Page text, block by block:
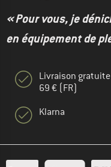
« Pour vous, je
en équipement de
Livraison
69 € (FR)
Klarna